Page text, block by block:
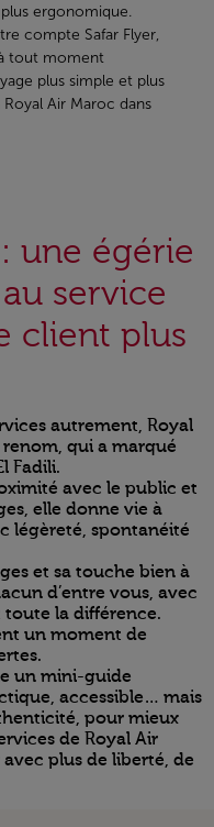
ergonomique.
compte Safar Flyer,
tout moment
plus simple et plus
Air Maroc dans
une égérie
service
client plus
autrement, Royal
qui a marqué
Fadili.
avec le public et
elle donne vie à
légèreté, spontanéité
et sa touche bien à
d’entre vous, avec
la différence.
un moment de
un mini-guide
accessible… mais
pour mieux
de Royal Air
plus de liberté, de